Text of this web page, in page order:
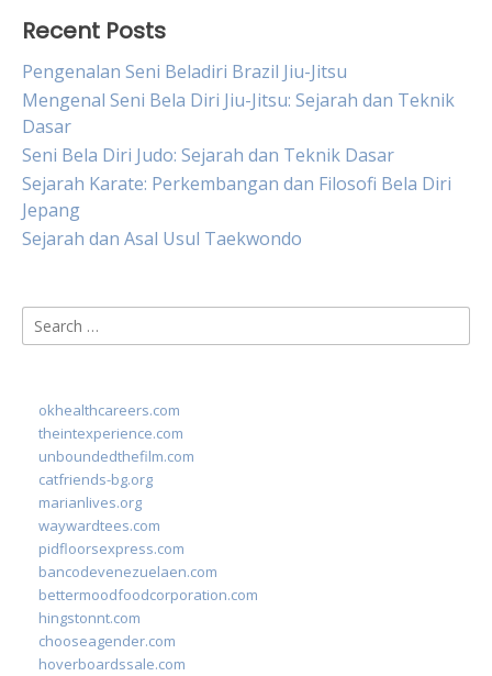
Recent Posts
Pengenalan Seni Beladiri Brazil Jiu-Jitsu
Mengenal Seni Bela Diri Jiu-Jitsu: Sejarah dan Teknik
Dasar
Seni Bela Diri Judo: Sejarah dan Teknik Dasar
Sejarah Karate: Perkembangan dan Filosofi Bela Diri
Jepang
Sejarah dan Asal Usul Taekwondo
Search
for:
okhealthcareers.com
theintexperience.com
unboundedthefilm.com
catfriends-bg.org
marianlives.org
waywardtees.com
pidfloorsexpress.com
bancodevenezuelaen.com
bettermoodfoodcorporation.com
hingstonnt.com
chooseagender.com
hoverboardssale.com